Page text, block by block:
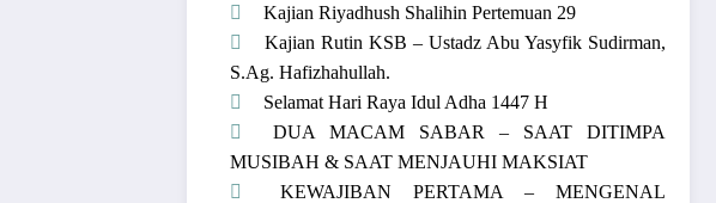
Kajian Riyadhush Shalihin Pertemuan 29
Kajian Rutin KSB – Ustadz Abu Yasyfik Sudirman,
S.Ag. Hafizhahullah.
Selamat Hari Raya Idul Adha 1447 H
DUA MACAM SABAR – SAAT DITIMPA
MUSIBAH & SAAT MENJAUHI MAKSIAT
KEWAJIBAN PERTAMA – MENGENAL